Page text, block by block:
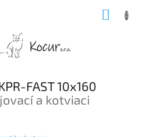
FAST 10x160
a kotviaci